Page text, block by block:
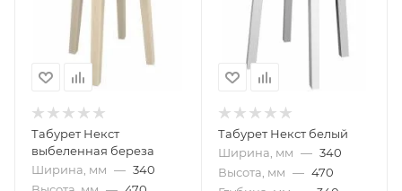
Табурет Некст
выбеленная береза
Ширина, мм — 340
Табурет Некст белый
Ширина, мм — 340
Высота, мм — 470